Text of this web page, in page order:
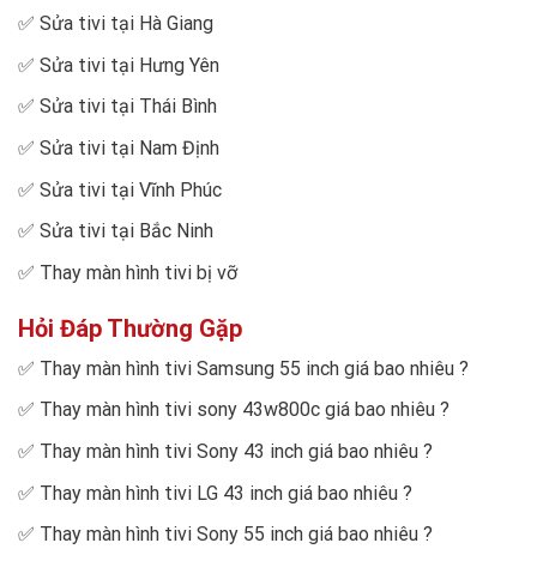
✅ Sửa tivi tại Hà Giang
✅ Sửa tivi tại Hưng Yên
✅ Sửa tivi tại Thái Bình
✅ Sửa tivi tại Nam Định
✅ Sửa tivi tại Vĩnh Phúc
✅ Sửa tivi tại Bắc Ninh
✅ Thay màn hình tivi bị vỡ
Hỏi Đáp Thường Gặp
✅ Thay màn hình tivi Samsung 55 inch giá bao nhiêu ?
✅ Thay màn hình tivi sony 43w800c giá bao nhiêu ?
✅ Thay màn hình tivi Sony 43 inch giá bao nhiêu ?
✅ Thay màn hình tivi LG 43 inch giá bao nhiêu ?
✅ Thay màn hình tivi Sony 55 inch giá bao nhiêu ?